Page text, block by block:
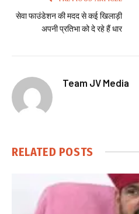
सेवा फाउंडेशन की मदद से कई खिलाड़ी
अपनी प्रतिभा को दे रहे हैं धार
Team JV Media
RELATED POSTS